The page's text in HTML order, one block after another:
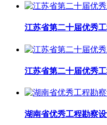
江苏省第二十届优秀
江苏省第二十届优秀
湖南省优秀工程勘察